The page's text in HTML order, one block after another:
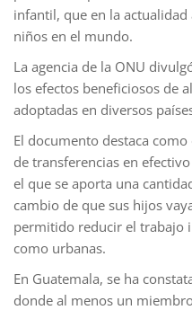
infantil, que en la
niños en el mundo.
La agencia de la ONU
los efectos beneficiosos de
adoptadas en diversos
El documento destaca
de transferencias en
el que se aporta una
cambio de que sus hijos
permitido reducir el trabajo
como urbanas.
En Guatemala, se ha
donde al menos un